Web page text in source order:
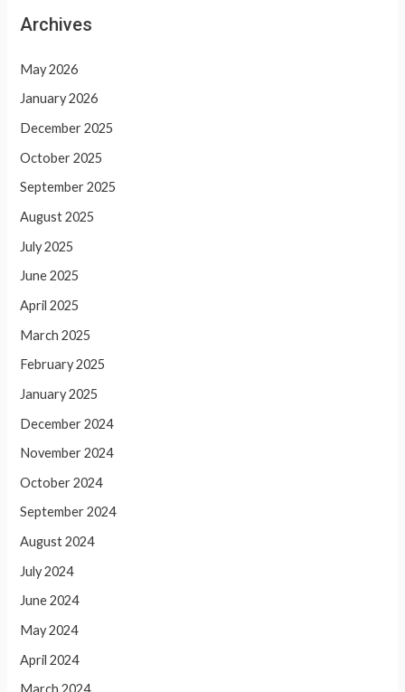
Archives
May 2026
January 2026
December 2025
October 2025
September 2025
August 2025
July 2025
June 2025
April 2025
March 2025
February 2025
January 2025
December 2024
November 2024
October 2024
September 2024
August 2024
July 2024
June 2024
May 2024
April 2024